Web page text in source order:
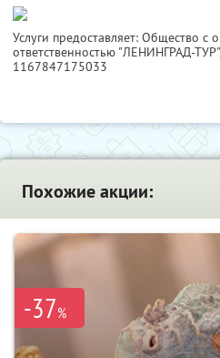
Услуги предоставляет: Общество с
ответственностью "ЛЕНИНГРАД-
1167847175033
Похожие акции:
-37%